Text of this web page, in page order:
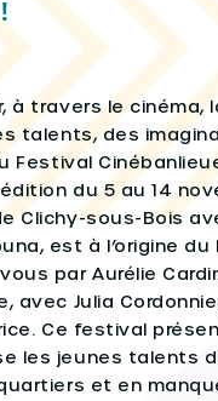
à travers le cinéma,
talents, des
Festival
du 5 au 14
Clichy-sous-Bois
est à l’origine
par Aurélie
avec Julia
Ce festival
les jeunes talents
et en